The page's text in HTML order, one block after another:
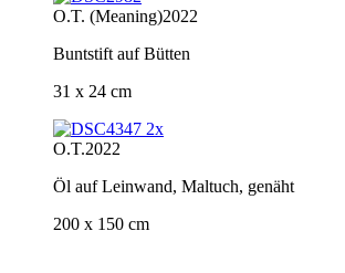
O.T. (Meaning)2022
Buntstift auf Bütten
31 x 24 cm
O.T.2022
Öl auf Leinwand, Maltuch, genäht
200 x 150 cm